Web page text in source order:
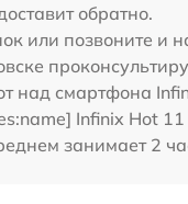
обратно.
или позвоните и
над смартфона
Infinix Hot
занимает 2